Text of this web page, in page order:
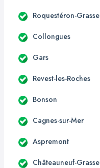
Roquestéron-Grasse
Collongues
Gars
Revest-les-Roches
Bonson
Cagnes-sur-Mer
Aspremont
Châteauneuf-Grasse